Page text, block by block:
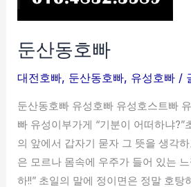
둔산동호빠
대전호빠, 둔산동호빠, 유성호빠 /
둔산동호빠 유성호빠 유성호스트빠
빠 유성이부가게 “기분이 어떠하냐?”
의 앞에서 갑자기 묻자 그 뜻을 생각
은 모르나 몸속에 우주가 들어 있는
하!!” 초일의 말에 정이면은 정말 호탕